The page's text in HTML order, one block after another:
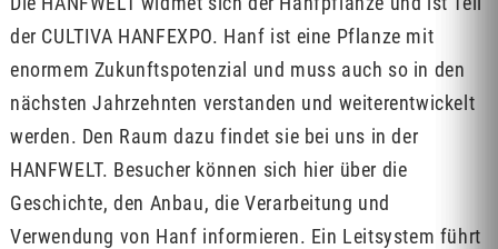
der CULTIVA HANFEXPO. Hanf ist eine Pflanze mit
enormem Zukunftspotenzial und muss auch so in den
nächsten Jahrzehnten verstanden und weiterentwickelt
werden. Den Raum dazu findet sie bei uns in der
HANFWELT. Besucher können sich hier über die
Geschichte, den Anbau, die Verarbeitung und
Verwendung von Hanf informieren. Ein Leitsystem führt